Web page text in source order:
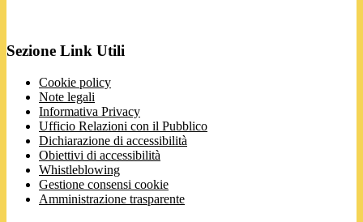
Sezione Link Utili
Cookie policy
Note legali
Informativa Privacy
Ufficio Relazioni con il Pubblico
Dichiarazione di accessibilità
Obiettivi di accessibilità
Whistleblowing
Gestione consensi cookie
Amministrazione trasparente